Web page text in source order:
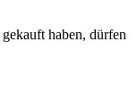
haben, dürfen